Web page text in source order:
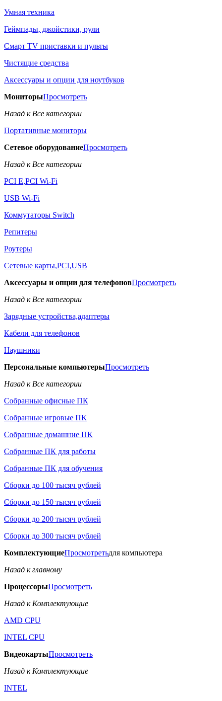
Умная техника
Геймпады, джойстики, рули
Смарт TV приставки и пульты
Чистящие средства
Аксессуары и опции для ноутбуков
МониторыПросмотреть
Назад к Все категории
Портативные мониторы
Сетевое оборудованиеПросмотреть
Назад к Все категории
PCI E,PCI Wi-Fi
USB Wi-Fi
Коммутаторы Switch
Репитеры
Роутеры
Сетевые карты,PCI,USB
Аксессуары и опции для телефоновПросмотреть
Назад к Все категории
Зарядные устройства,адаптеры
Кабели для телефонов
Наушники
Персональные компьютерыПросмотреть
Назад к Все категории
Собранные офисные ПК
Собранные игровые ПК
Собранные домашние ПК
Собранные ПК для работы
Собранные ПК для обучения
Сборки до 100 тысяч рублей
Сборки до 150 тысяч рублей
Сборки до 200 тысяч рублей
Сборки до 300 тысяч рублей
КомплектующиеПросмотретьдля компьютера
Назад к главному
ПроцессорыПросмотреть
Назад к Комплектующие
AMD CPU
INTEL CPU
ВидеокартыПросмотреть
Назад к Комплектующие
INTEL